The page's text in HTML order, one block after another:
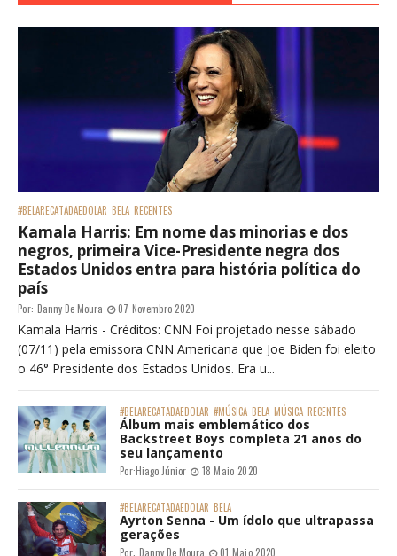
#BELARECATADAEDOLAR BELA RECENTES
Kamala Harris: Em nome das minorias e dos
negros, primeira Vice-Presidente negra dos
Estados Unidos entra para história política do
país
Por: Danny De Moura 07 Novembro 2020
Kamala Harris - Créditos: CNN Foi projetado nesse sábado
(07/11) pela emissora CNN Americana que Joe Biden foi eleito
o 46° Presidente dos Estados Unidos. Era u...
#BELARECATADAEDOLAR #MÚSICA BELA MÚSICA RECENTES
Álbum mais emblemático dos
Backstreet Boys completa 21 anos do
seu lançamento
Por:Hiago Júnior 18 Maio 2020
#BELARECATADAEDOLAR BELA
Ayrton Senna - Um ídolo que ultrapassa
gerações
Por: Danny De Moura 01 Maio 2020